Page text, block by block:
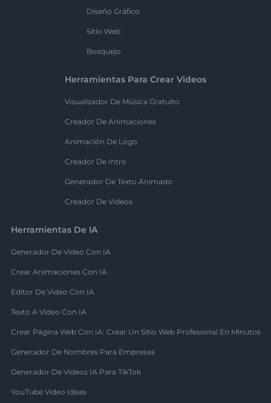
Diseño Gráfico
Sitio Web
Bosquejo
Herramientas Para Crear Videos
Visualizador De Música Gratuito
Creador De Animaciones
Animación De Logo
Creador De Intro
Generador De Texto Animado
Creador De Videos
Herramientas De IA
Generador De Video Con IA
Crear Animaciones Con IA
Editor De Video Con IA
Texto A Video Con IA
Crear Página Web Con IA: Crear Un Sitio Web Profesional En Minutos
Generador De Nombres Para Empresas
Generador De Videos IA Para TikTok
YouTube Video Ideas